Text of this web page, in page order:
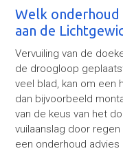
Welk
aan de
Vervuiling van de
de droogloop
veel blad, kan om een
dan bijvoorbeeld
van de keus van het
vuilaanslag door
een onderhoud